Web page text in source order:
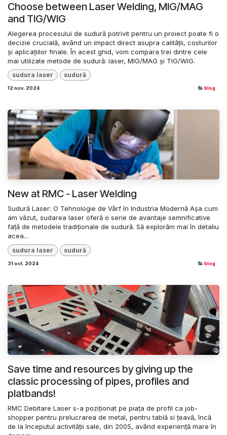
Choose between Laser Welding, MIG/MAG
and TIG/WIG
Alegerea procesului de sudură potrivit pentru un proiect poate fi o
decizie crucială, având un impact direct asupra calității, costurilor
și aplicațiilor finale. În acest ghid, vom compara trei dintre cele
mai utilizate metode de sudură: laser, MIG/MAG și TIG/WIG.
sudura laser sudură
12 nov. 2024 blog
New at RMC - Laser Welding
Sudură Laser: O Tehnologie de Vârf în Industria Modernă Așa cum
am văzut, sudarea laser oferă o serie de avantaje semnificative
față de metodele tradiționale de sudură. Să explorăm mai în detaliu
acea...
sudura laser sudură
31 oct. 2024 blog
Save time and resources by giving up the
classic processing of pipes, profiles and
platbands!
RMC Debitare Laser s-a poziționat pe piața de profil ca job-
shopper pentru prelucrarea de metal, pentru tablă si țeavă, încă
de la începutul activității sale, din 2005, având experiență mare în